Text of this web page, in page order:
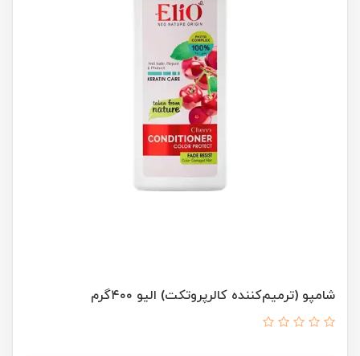
شامپو (ترمیم‌کننده کالرپروتکت) الیو ۴۰۰گرم